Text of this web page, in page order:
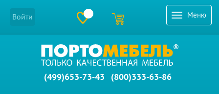
Меню
Войти
(499)653-73-43 (800)333-63-86